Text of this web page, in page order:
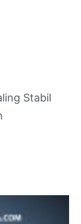
Stabil